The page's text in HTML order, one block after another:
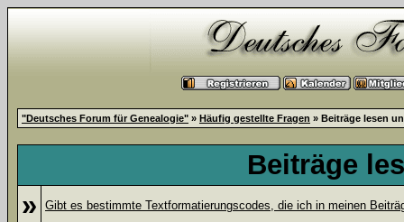
"Deutsches Forum für Genealogie" » Häufig gestellte Fragen » Beiträge lesen
Beiträge
»
Gibt es bestimmte Textformatierungscodes, die ich in meinen